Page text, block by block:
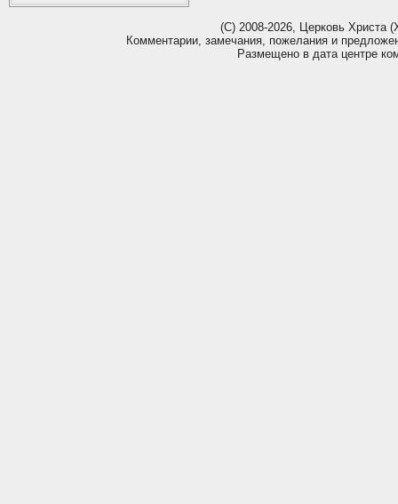
(С) 2008-2026, Церковь Христа
Комментарии, замечания, пожелания и
Размещено в дата центре